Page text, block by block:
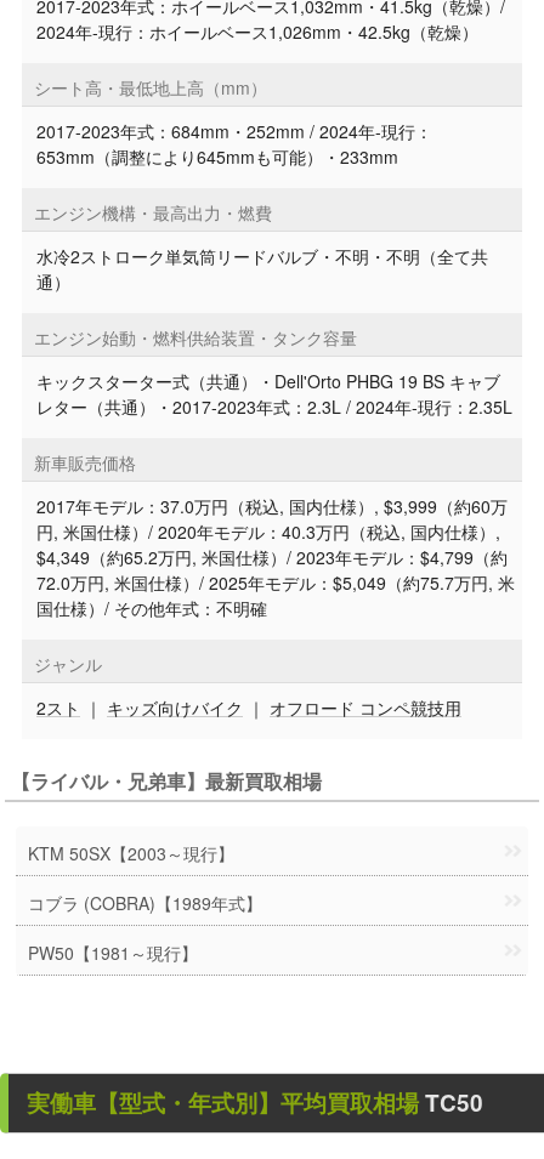
2017-2023年式：ホイールベース1,032mm・41.5kg（乾燥）/
2024年-現行：ホイールベース1,026mm・42.5kg（乾燥）
シート高・最低地上高（mm）
2017-2023年式：684mm・252mm / 2024年-現行：
653mm（調整により645mmも可能）・233mm
エンジン機構・最高出力・燃費
水冷2ストローク単気筒リードバルブ・不明・不明（全て共
通）
エンジン始動・燃料供給装置・タンク容量
キックスターター式（共通）・Dell'Orto PHBG 19 BS キャブ
レター（共通）・2017-2023年式：2.3L / 2024年-現行：2.35L
新車販売価格
2017年モデル：37.0万円（税込, 国内仕様）, $3,999（約60万
円, 米国仕様）/ 2020年モデル：40.3万円（税込, 国内仕様）,
$4,349（約65.2万円, 米国仕様）/ 2023年モデル：$4,799（約
72.0万円, 米国仕様）/ 2025年モデル：$5,049（約75.7万円, 米
国仕様）/ その他年式：不明確
ジャンル
2スト
｜ キッズ向けバイク ｜ オフロード コンペ競技用
【ライバル・兄弟車】最新買取相場
KTM 50SX【2003～現行】
コブラ (COBRA)【1989年式】
PW50【1981～現行】
実働車 【型式・年式別】平均買取相場TC50